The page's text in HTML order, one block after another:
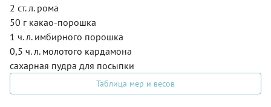
2 ст. л. рома
50 г какао-порошка
1 ч. л. имбирного порошка
0,5 ч. л. молотого кардамона
сахарная пудра для посыпки
Таблица мер и весов